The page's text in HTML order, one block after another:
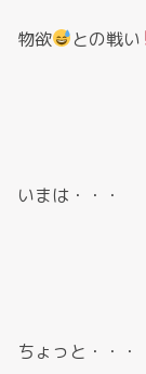
物欲 との戦い
いまは・・・
ちょっと・・・